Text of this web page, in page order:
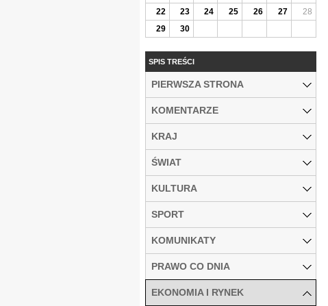
22
23 24 25 26 27
28
29
30
SPIS TREŚCI
PIERWSZA STRONA
KOMENTARZE
KRAJ
ŚWIAT
KULTURA
SPORT
KOMUNIKATY
PRAWO CO DNIA
EKONOMIA I RYNEK